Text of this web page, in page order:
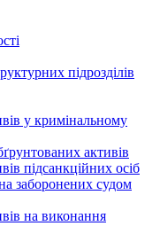
підрозділів
у кримінальному
активів
підсанкційних осіб
заборонених судом
на виконання